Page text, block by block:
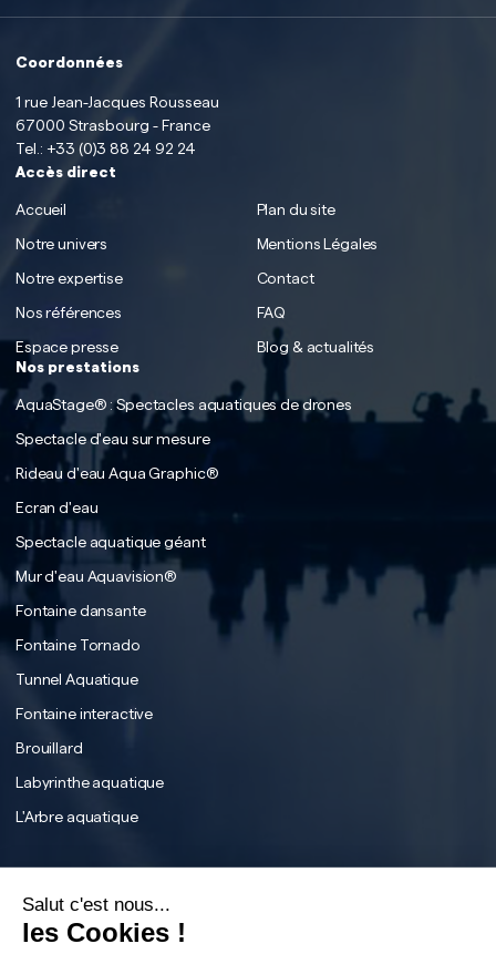
Coordonnées
1 rue Jean-Jacques Rousseau
67000 Strasbourg - France
Tel.: +33 (0)3 88 24 92 24
Accès direct
Accueil
Plan du site
Notre univers
Mentions Légales
Notre expertise
Contact
Nos références
FAQ
Espace presse
Blog & actualités
Nos prestations
AquaStage® : Spectacles aquatiques de drones
Spectacle d'eau sur mesure
Rideau d'eau Aqua Graphic®
Ecran d'eau
Spectacle aquatique géant
Mur d'eau Aquavision®
Fontaine dansante
Fontaine Tornado
Tunnel Aquatique
Fontaine interactive
Brouillard
Labyrinthe aquatique
L'Arbre aquatique
Salut c'est nous...
les Cookies !